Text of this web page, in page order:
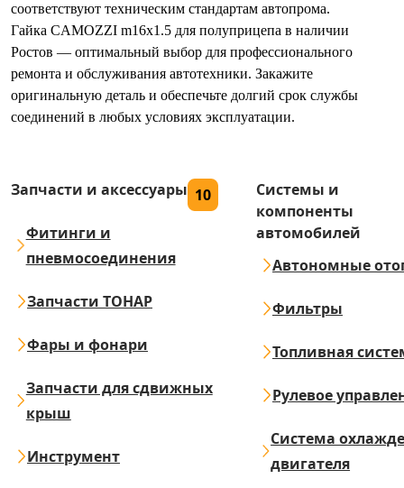
соответствуют техническим стандартам автопрома.
Гайка CAMOZZI m16x1.5 для полуприцепа в наличии
Ростов — оптимальный выбор для профессионального
ремонта и обслуживания автотехники. Закажите
оригинальную деталь и обеспечьте долгий срок службы
соединений в любых условиях эксплуатации.
Запчасти и аксессуары 10
Фитинги и
пневмосоединения
Запчасти ТОНАР
Фары и фонари
Запчасти для сдвижных
крыш
Инструмент
Системы и
компоненты
автомобилей
Автономные
Фильтры
Топливная
Рулевое
Система
двигателя